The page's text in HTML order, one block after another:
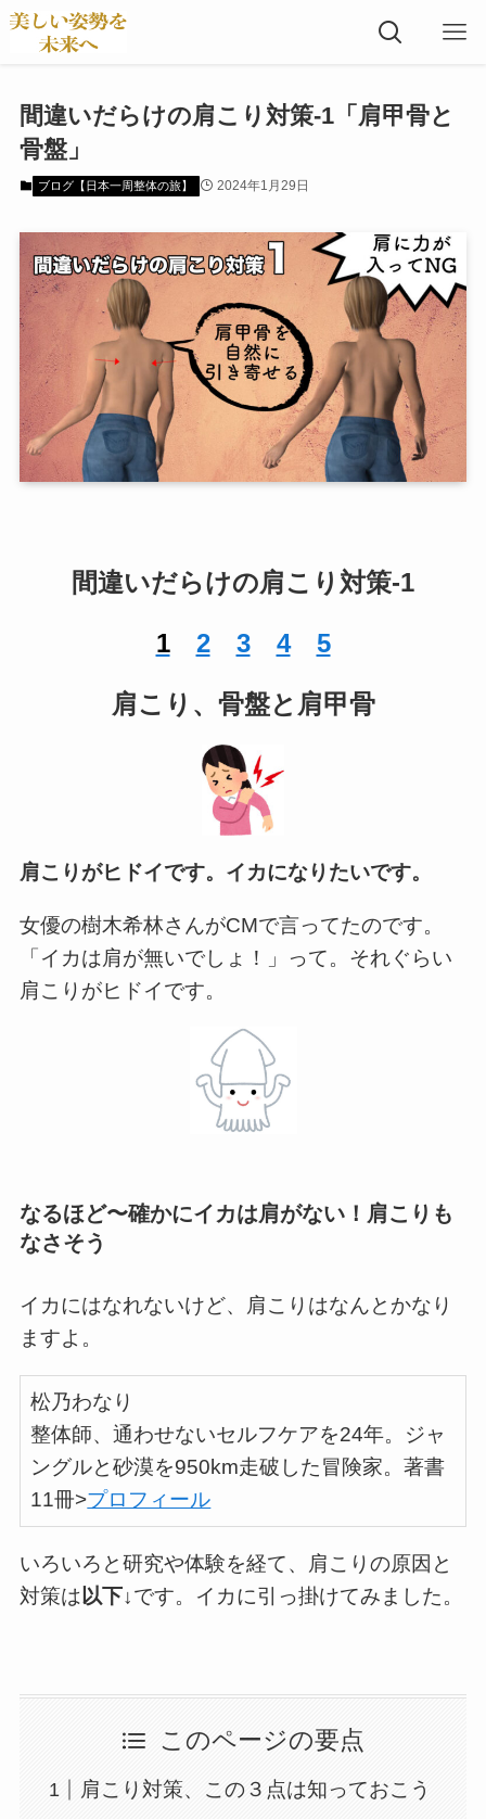
間違いだらけの肩こり対策-1「肩甲骨と
骨盤」
ブログ【日本一周整体の旅】 2024年1月29日
間違いだらけの肩こり対策-1
1 2 3 4 5
肩こり、骨盤と肩甲骨
肩こりがヒドイです。イカになりたいです。
女優の樹木希林さんがCMで言ってたのです。
「イカは肩が無いでしょ！」って。それぐらい
肩こりがヒドイです。
なるほど〜確かにイカは肩がない！肩こりも
なさそう
イカにはなれないけど、肩こりはなんとかなり
ますよ。
松乃わなり
整体師、通わせないセルフケアを24年。ジャ
ングルと砂漠を950km走破した冒険家。著書
11冊>プロフィール
いろいろと研究や体験を経て、肩こりの原因と
対策は 以下↓です。イカに引っ掛けてみました。
このページの要点
肩こり対策、この３点は知っておこう